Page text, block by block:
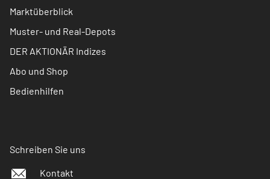
Marktüberblick
Muster- und Real-Depots
DER AKTIONÄR Indizes
Abo und Shop
Bedienhilfen
Schreiben Sie uns
Kontakt